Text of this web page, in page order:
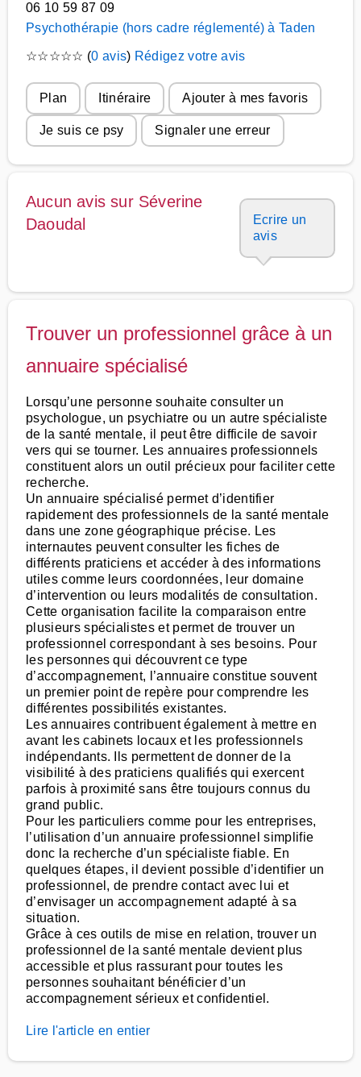
06 10 59 87 09
Psychothérapie (hors cadre réglementé) à Taden
☆☆☆☆☆ (0 avis) Rédigez votre avis
Plan Itinéraire Ajouter à mes favoris
Je suis ce psy Signaler une erreur
Aucun avis sur Séverine
Daoudal
Ecrire un
avis
Trouver un professionnel grâce à un
annuaire spécialisé
Lorsqu’une personne souhaite consulter un
psychologue, un psychiatre ou un autre spécialiste
de la santé mentale, il peut être difficile de savoir
vers qui se tourner. Les annuaires professionnels
constituent alors un outil précieux pour faciliter cette
recherche.
Un annuaire spécialisé permet d’identifier
rapidement des professionnels de la santé mentale
dans une zone géographique précise. Les
internautes peuvent consulter les fiches de
différents praticiens et accéder à des informations
utiles comme leurs coordonnées, leur domaine
d’intervention ou leurs modalités de consultation.
Cette organisation facilite la comparaison entre
plusieurs spécialistes et permet de trouver un
professionnel correspondant à ses besoins. Pour
les personnes qui découvrent ce type
d’accompagnement, l’annuaire constitue souvent
un premier point de repère pour comprendre les
différentes possibilités existantes.
Les annuaires contribuent également à mettre en
avant les cabinets locaux et les professionnels
indépendants. Ils permettent de donner de la
visibilité à des praticiens qualifiés qui exercent
parfois à proximité sans être toujours connus du
grand public.
Pour les particuliers comme pour les entreprises,
l’utilisation d’un annuaire professionnel simplifie
donc la recherche d’un spécialiste fiable. En
quelques étapes, il devient possible d’identifier un
professionnel, de prendre contact avec lui et
d’envisager un accompagnement adapté à sa
situation.
Grâce à ces outils de mise en relation, trouver un
professionnel de la santé mentale devient plus
accessible et plus rassurant pour toutes les
personnes souhaitant bénéficier d’un
accompagnement sérieux et confidentiel.
Lire l'article en entier